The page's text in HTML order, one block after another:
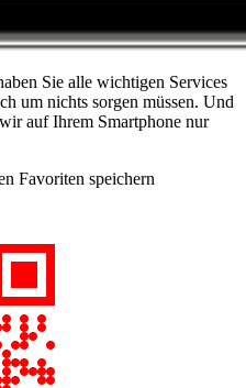
Sie alle wichtigen Services
um nichts sorgen müssen. Und
auf Ihrem Smartphone nur
Favoriten speichern